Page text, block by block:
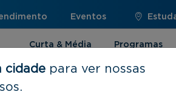
Eventos
Curta & Média
Programas
cidade para ver nossas